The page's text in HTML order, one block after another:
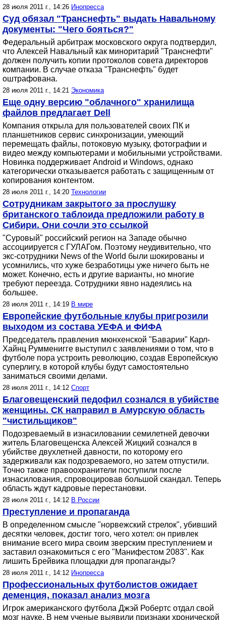
28 июля 2011 г., 14:26 Инопресса
Суд обязал "Транснефть" выдать Навальному
документы: "Чего бояться?"
Федеральный арбитраж московского округа подтвердил,
что Алексей Навальный как миноритарий "Транснефти"
должен получить копии протоколов совета директоров
компании. В случае отказа "Транснефть" будет
оштрафована.
28 июля 2011 г., 14:21 Экономика
Еще одну версию "облачного" хранилища
файлов предлагает Dell
Компания открыла для пользователей своих ПК и
планшетников сервис синхронизации, умеющий
перемещать файлы, потоковую музыку, фотографии и
видео между компьютерами и мобильными устройствами.
Новинка поддерживает Android и Windows, однако
категорически отказывается работать с защищенным от
копирования контентом.
28 июля 2011 г., 14:20 Технологии
Сотрудникам закрытого за прослушку
британского таблоида предложили работу в
Сибири. Они сочли это ссылкой
"Суровый" российский регион на Западе обычно
ассоциируется с ГУЛАГом. Поэтому неудивительно, что
экс-сотрудники News of the World были шокированы и
усомнились, что хуже безработицы уже ничего быть не
может. Конечно, есть и другие варианты, но многие
требуют переезда. Сотрудники явно надеялись на
большее.
28 июля 2011 г., 14:19 В мире
Европейские футбольные клубы пригрозили
выходом из состава УЕФА и ФИФА
Председатель правления мюнхенской "Баварии" Карл-
Хайнц Румменигге выступил с заявлениями о том, что в
футболе пора устроить революцию, создав Европейскую
суперлигу, в которой клубы будут самостоятельно
заниматься своими делами.
28 июля 2011 г., 14:12 Спорт
Благовещенский педофил сознался в убийстве
женщины. СК направил в Амурскую область
"чистильщиков"
Подозреваемый в изнасиловании семилетней девочки
житель Благовещенска Алексей Жицкий сознался в
убийстве двухлетней давности, по которому его
задерживали как подозреваемого, но затем отпустили.
Точно также правоохранители поступили после
изнасилования, спровоцировав большой скандал. Теперь
область ждут кадровые перестановки.
28 июля 2011 г., 14:12 В России
Преступление и пропаганда
В определенном смысле "норвежский стрелок", убивший
десятки человек, достиг того, чего хотел: он привлек
внимание всего мира своим зверским преступлением и
заставил ознакомиться с его "Манифестом 2083". Как
лишить Брейвика площадки для пропаганды?
28 июля 2011 г., 14:12 Инопресса
Профессиональных футболистов ожидает
деменция, показал анализ мозга
Игрок американского футбола Джэй Робертс отдал свой
мозг науке. В нем ученые выявили признаки хронической